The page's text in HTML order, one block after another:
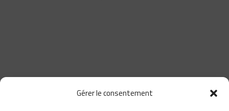
Gérer le consentement